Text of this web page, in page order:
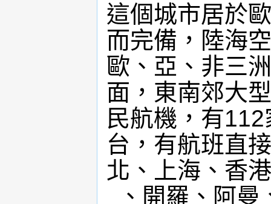
這個城市居於
而完備，陸海
歐、亞、非三
面，東南郊大
民航機，有
台，有航班直
北、上海、香
、開羅、阿曼